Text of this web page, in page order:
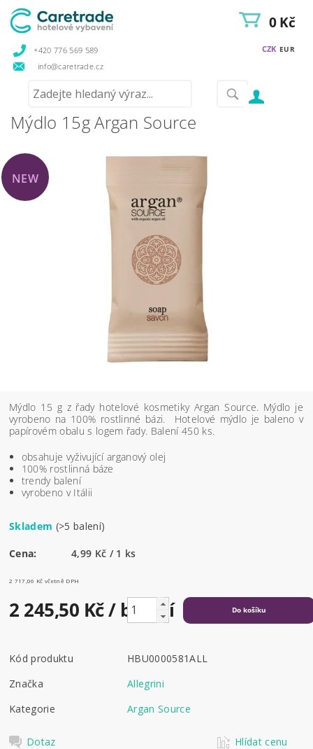
+420 776 569 589
info@caretrade.cz
CZK EUR
0 Kč
Mýdlo 15g Argan Source
NEW
Mýdlo 15 g z řady hotelové kosmetiky Argan Source. Mýdlo je
vyrobeno na 100% rostlinné bázi. Hotelové mýdlo je baleno v
papírovém obalu s logem řady. Balení 450 ks.
obsahuje vyživující arganový olej
100% rostlinná báze
trendy balení
vyrobeno v Itálii
Skladem (>5 balení)
Cena: 4,99 Kč / 1 ks
2 717,06 Kč včetně DPH
2 245,50 Kč/ balení
Kód produktu
HBU0000581ALL
Značka
Allegrini
Kategorie
Argan Source
Dotaz Hlídat cenu